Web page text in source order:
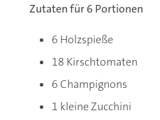
Zutaten für 6 Portionen
6 Holzspieße
18 Kirschtomaten
6 Champignons
1 kleine Zucchini